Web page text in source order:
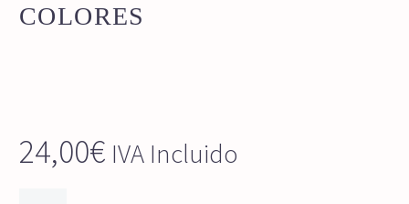
COLORES
24,00€ IVA Incluido